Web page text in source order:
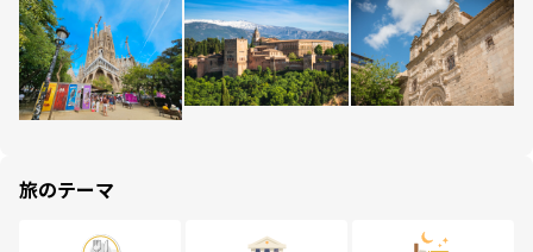
旅のテーマ